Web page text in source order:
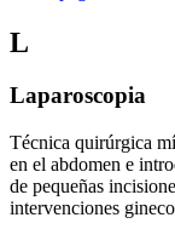
L
Laparoscopia
Técnica quirúrgica
en el abdomen e
de pequeñas
intervenciones